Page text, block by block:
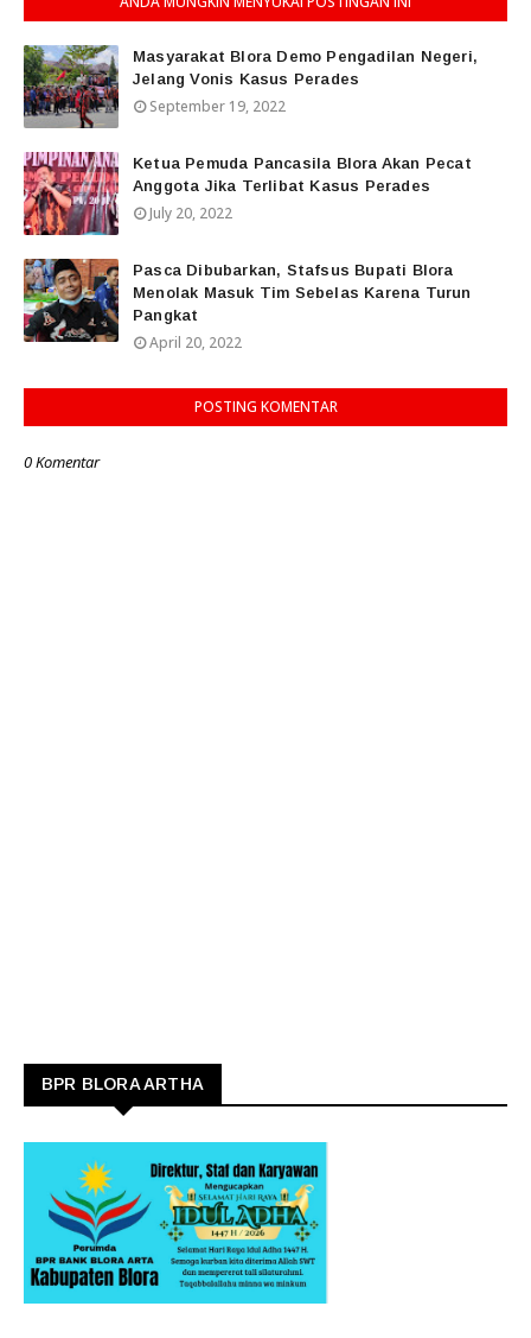
Masyarakat Blora Demo Pengadilan Negeri,
Jelang Vonis Kasus Perades
September 19, 2022
Ketua Pemuda Pancasila Blora Akan Pecat
Anggota Jika Terlibat Kasus Perades
July 20, 2022
Pasca Dibubarkan, Stafsus Bupati Blora
Menolak Masuk Tim Sebelas Karena Turun
Pangkat
April 20, 2022
POSTING KOMENTAR
0 Komentar
BPR BLORA ARTHA